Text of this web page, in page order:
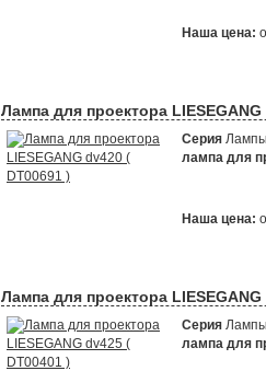
Наша цена:
Лампа для проектора
Серия
лампа для
Наша цена:
Лампа для проектора
Серия
лампа для